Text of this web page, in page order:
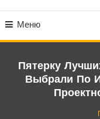
Меню
Пятерку
Выбрали По